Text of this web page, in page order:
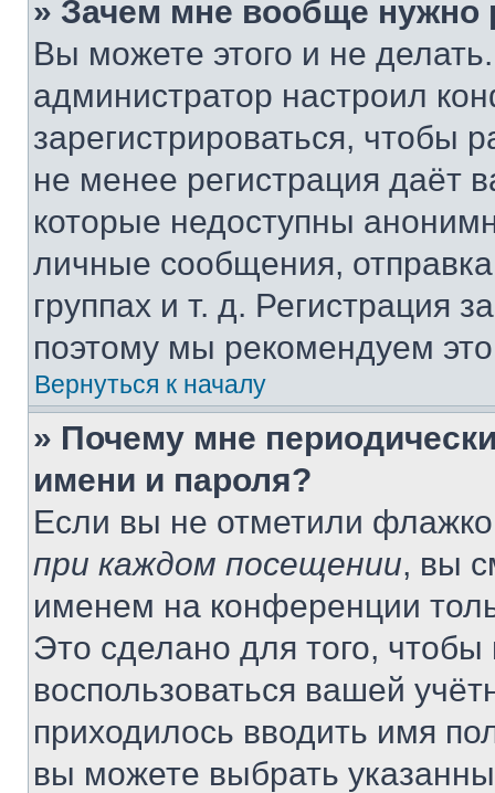
» Зачем мне вообще нужно
Вы можете этого и не
администратор настроил
зарегистрироваться, чтобы
не менее регистрация даёт
которые недоступны
личные сообщения,
группах и т. д. Регистрация
поэтому мы рекомендуем
Вернуться к началу
» Почему мне
имени и пароля?
Если вы не отметили
при каждом посещении, вы
именем на конференции
Это сделано для того, чтобы
воспользоваться вашей
приходилось вводить имя
вы можете выбрать